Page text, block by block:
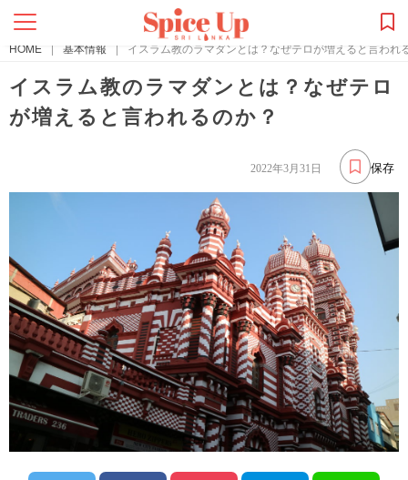
HOME | 基本情報 | イスラム教のラマダンとは？なぜテロが増えると言われ
イスラム教のラマダンとは？なぜテロ
が増えると言われるのか？
保存
2022年3月31日